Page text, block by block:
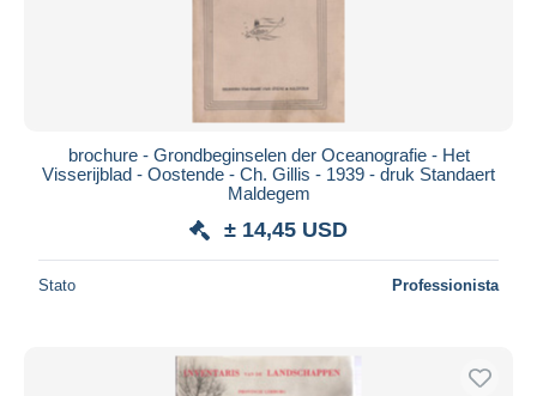
brochure - Grondbeginselen der Oceanografie - Het
Visserijblad - Oostende - Ch. Gillis - 1939 - druk Standaert
Maldegem
± 14,45 USD
Stato Professionista